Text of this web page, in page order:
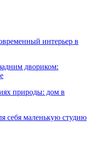
интерьер в
двориком:
природы: дом в
себя маленькую студию